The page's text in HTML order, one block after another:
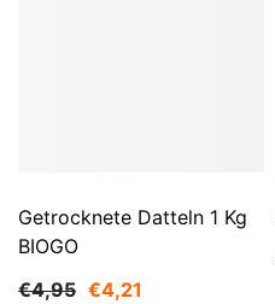
Getrocknete Datteln 1 Kg
BIOGO
€4,95 €4,21